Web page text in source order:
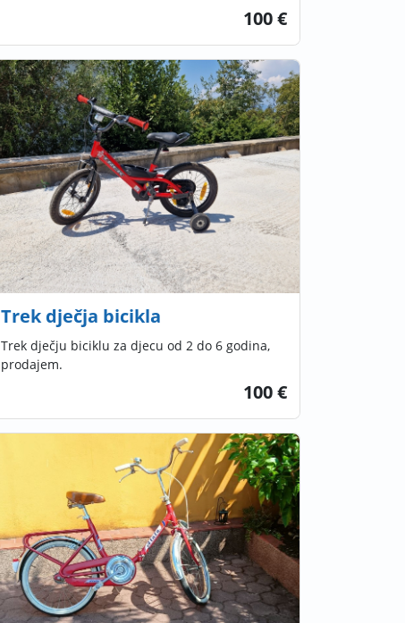
100 €
Trek dječja bicikla
Trek dječju biciklu za djecu od 2 do 6 godina,
prodajem.
100 €